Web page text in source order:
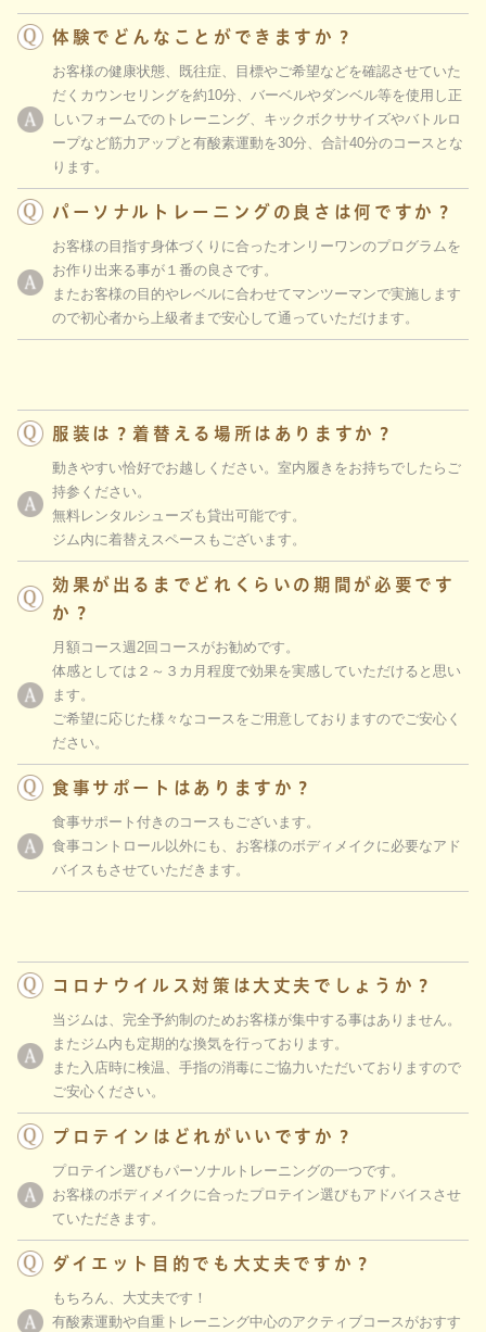
体験でどんなことができますか？
お客様の健康状態、既往症、目標やご希望などを確認させていた
だくカウンセリングを約10分、バーベルやダンベル等を使用し正
しいフォームでのトレーニング、キックボクササイズやバトルロ
ープなど筋力アップと有酸素運動を30分、合計40分のコースとな
ります。
パーソナルトレーニングの良さは何ですか？
お客様の目指す身体づくりに合ったオンリーワンのプログラムを
お作り出来る事が１番の良さです。
またお客様の目的やレベルに合わせてマンツーマンで実施します
ので初心者から上級者まで安心して通っていただけます。
服装は？着替える場所はありますか？
動きやすい恰好でお越しください。室内履きをお持ちでしたらご
持参ください。
無料レンタルシューズも貸出可能です。
ジム内に着替えスペースもございます。
効果が出るまでどれくらいの期間が必要です
か？
月額コース週2回コースがお勧めです。
体感としては２～３カ月程度で効果を実感していただけると思い
ます。
ご希望に応じた様々なコースをご用意しておりますのでご安心く
ださい。
食事サポートはありますか？
食事サポート付きのコースもございます。
食事コントロール以外にも、お客様のボディメイクに必要なアド
バイスもさせていただきます。
コロナウイルス対策は大丈夫でしょうか？
当ジムは、完全予約制のためお客様が集中する事はありません。
またジム内も定期的な換気を行っております。
また入店時に検温、手指の消毒にご協力いただいておりますので
ご安心ください。
プロテインはどれがいいですか？
プロテイン選びもパーソナルトレーニングの一つです。
お客様のボディメイクに合ったプロテイン選びもアドバイスさせ
ていただきます。
ダイエット目的でも大丈夫ですか？
もちろん、大丈夫です！
有酸素運動や自重トレーニング中心のアクティブコースがおすす